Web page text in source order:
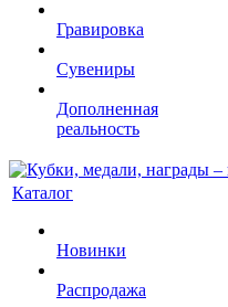
Гравировка
Сувениры
Дополненная
реальность
Каталог
Новинки
Распродажа